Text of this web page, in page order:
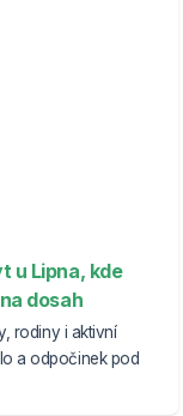
u Lipna, kde
dosah
rodiny i aktivní
a odpočinek pod